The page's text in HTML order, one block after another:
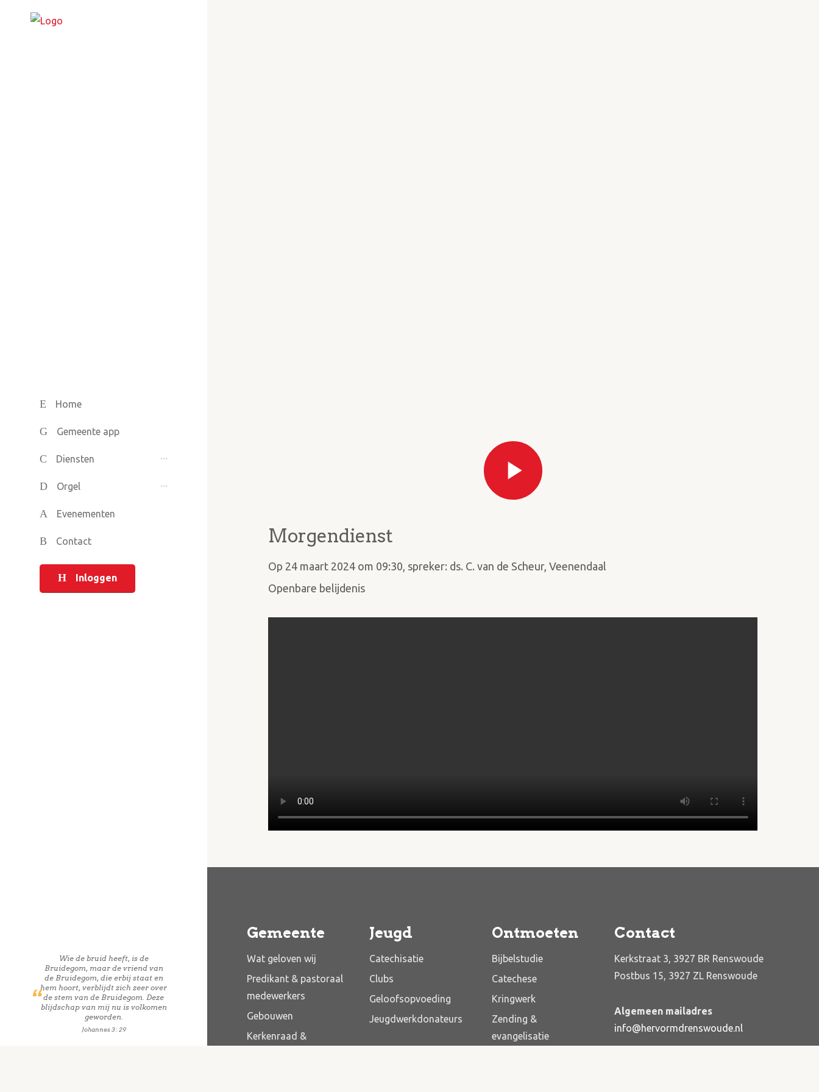
Home
Gemeente app
Diensten
Orgel
Evenementen
Contact
Inloggen
Wie de bruid heeft, is de
Bruidegom, maar de vriend van
de Bruidegom, die erbij staat en
hem hoort, verblijdt zich zeer over
de stem van de Bruidegom. Deze
blijdschap van mij nu is volkomen
geworden.
Johannes 3 : 29
Morgendienst
Op 24 maart 2024 om 09:30, spreker: ds. C. van de Scheur, Veenendaal
Openbare belijdenis
Gemeente
Wat geloven wij
Predikant & pastoraal
medewerkers
Gebouwen
Kerkenraad &
Jeugd
Catechisatie
Clubs
Geloofsopvoeding
Jeugdwerkdonateurs
Ontmoeten
Bijbelstudie
Catechese
Kringwerk
Zending &
evangelisatie
Contact
Kerkstraat 3, 3927 BR Renswoude
Postbus 15, 3927 ZL Renswoude
Algemeen mailadres
info@hervormdrenswoude.nl